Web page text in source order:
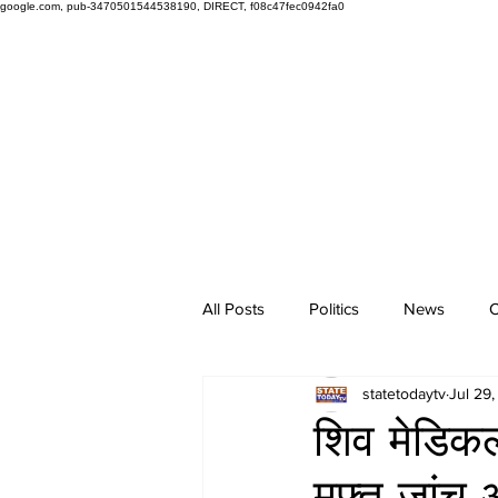
google.com, pub-3470501544538190, DIRECT, f08c47fec0942fa0
All Posts Politics News
शिव
statetodaytvJul